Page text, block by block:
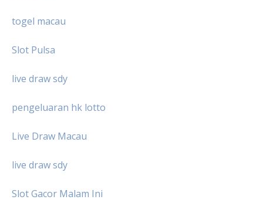
togel macau
Slot Pulsa
live draw sdy
pengeluaran hk lotto
Live Draw Macau
live draw sdy
Slot Gacor Malam Ini